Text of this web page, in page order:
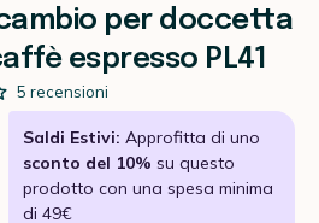
per doccetta
espresso PL41
5 recensioni
Saldi Estivi: Approfitta di uno
sconto del 10% su questo
prodotto con una spesa minima
di 49€